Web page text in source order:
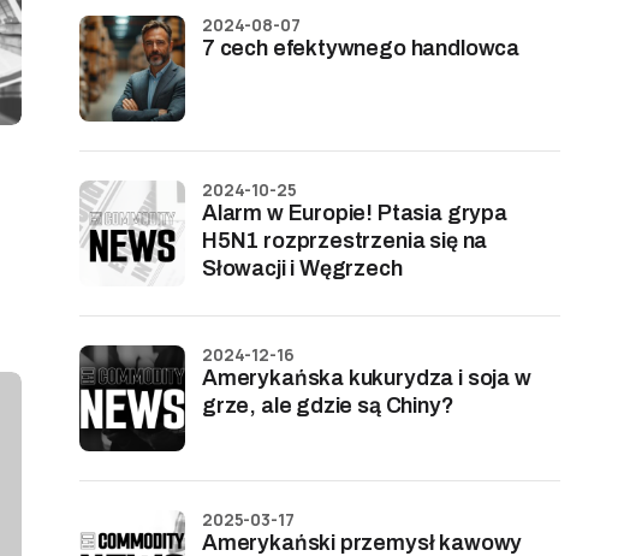
7 cech efektywnego handlowca
2024-08-07
Alarm w Europie! Ptasia grypa
H5N1 rozprzestrzenia się na
Słowacji i Węgrzech
2024-10-25
Amerykańska kukurydza i soja w
grze, ale gdzie są Chiny?
2024-12-16
Amerykański przemysł kawowy
2025-03-17